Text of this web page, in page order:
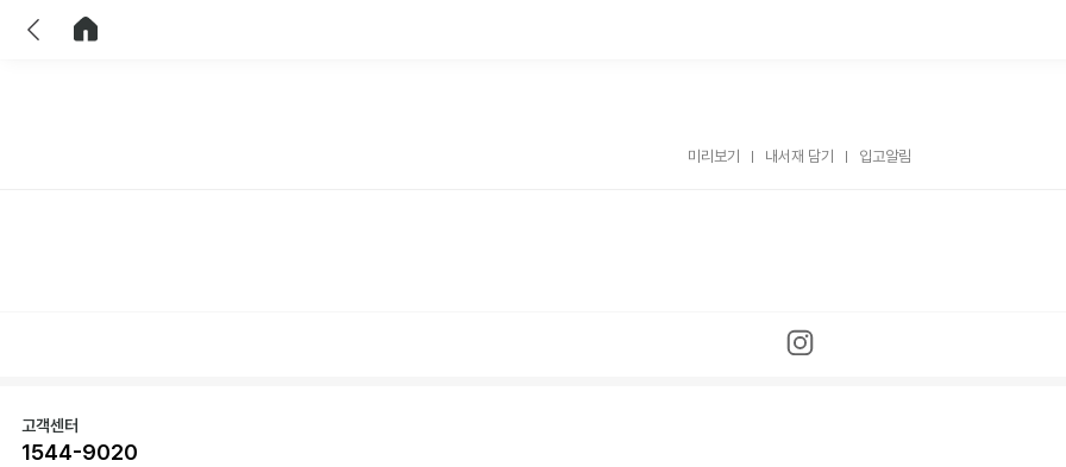
미리보기 내서재 담기 입고알림
고객센터
1544-9020